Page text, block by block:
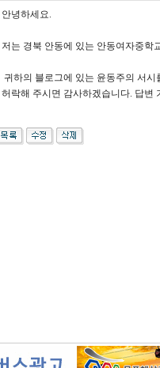
안녕하세요.
저는 경북 안동에 있는 안동여자중학
귀하의 블로그에 있는 윤동주의 서
허락해 주시면 감사하겠습니다. 답변